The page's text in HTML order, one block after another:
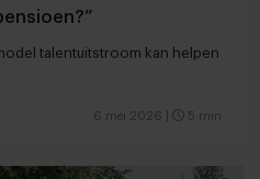
talentuitstroom kan helpen
6 mei 2026 5 min